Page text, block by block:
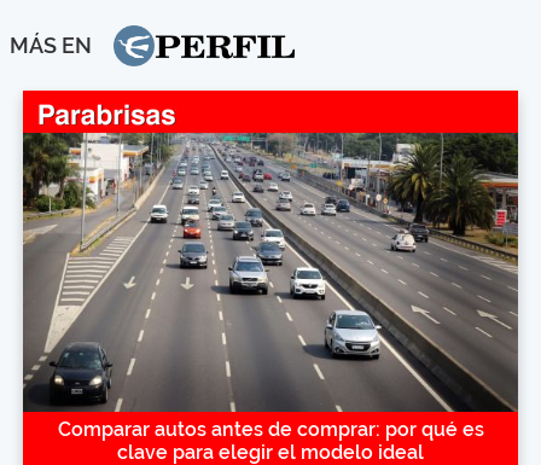
MÁS EN
Comparar autos antes de comprar: por qué es
clave para elegir el modelo ideal